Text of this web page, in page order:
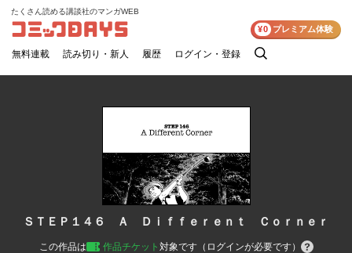
コミックDAYS
たくさん読める講談社のマンガWEB
無料連載 読み切り・新人 履歴 ログイン・登録
検
¥0 プレミアム体験
ＳＴＥＰ１４６ Ａ Ｄｉｆｆｅｒｅｎｔ Ｃｏｒｎｅｒ
この作品は 作品チケット 対象です（ログインが必要です）